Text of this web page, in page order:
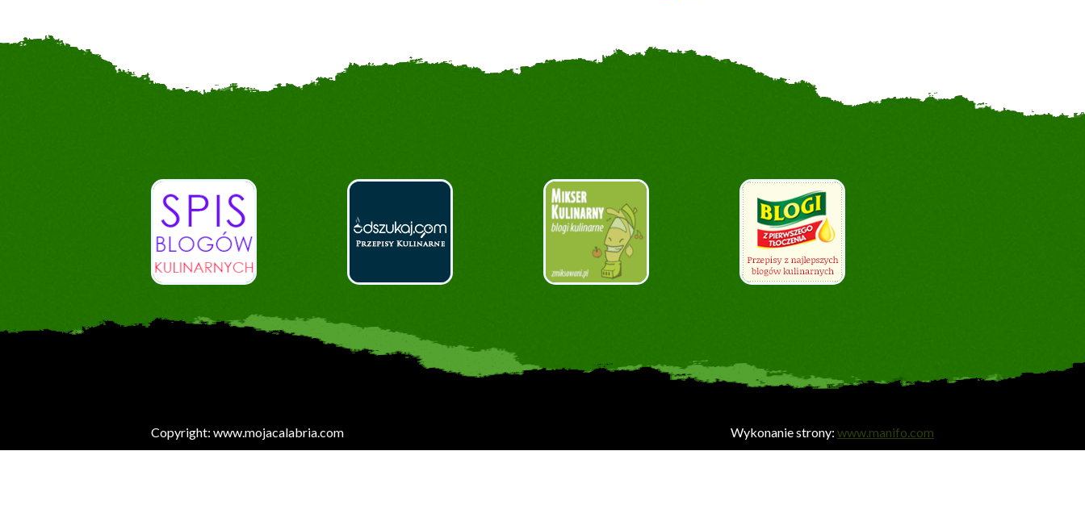
Copyright: www.mojacalabria.com Wykonanie strony: www.manifo.com